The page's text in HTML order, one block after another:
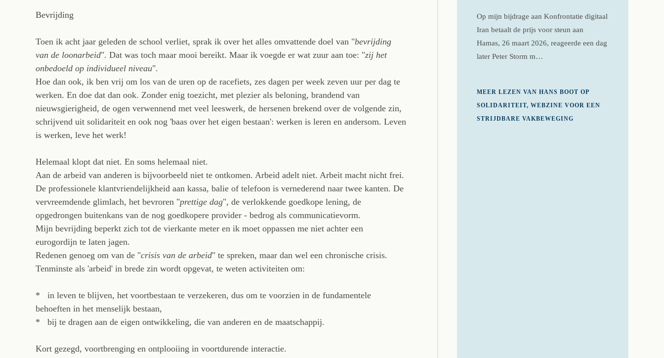
Bevrijding
Toen ik acht jaar geleden de school verliet, sprak ik over het alles omvattende doel van "bevrijding
van de loonarbeid". Dat was toch maar mooi bereikt. Maar ik voegde er wat zuur aan toe: "zij het
onbedoeld op individueel niveau".
Hoe dan ook, ik ben vrij om los van de uren op de racefiets, zes dagen per week zeven uur per dag te
werken. En doe dat dan ook. Zonder enig toezicht, met plezier als beloning, brandend van
nieuwsgierigheid, de ogen verwennend met veel leeswerk, de hersenen brekend over de volgende zin,
schrijvend uit solidariteit en ook nog 'baas over het eigen bestaan': werken is leren en andersom. Leven
is werken, leve het werk!
Helemaal klopt dat niet. En soms helemaal niet.
Aan de arbeid van anderen is bijvoorbeeld niet te ontkomen. Arbeid adelt niet. Arbeit macht nicht frei.
De professionele klantvriendelijkheid aan kassa, balie of telefoon is vernederend naar twee kanten. De
vervreemdende glimlach, het bevroren "prettige dag", de verlokkende goedkope lening, de
opgedrongen buitenkans van de nog goedkopere provider - bedrog als communicatievorm.
Mijn bevrijding beperkt zich tot de vierkante meter en ik moet oppassen me niet achter een
eurogordijn te laten jagen.
Redenen genoeg om van de "crisis van de arbeid" te spreken, maar dan wel een chronische crisis.
Tenminste als 'arbeid' in brede zin wordt opgevat, te weten activiteiten om:
* in leven te blijven, het voortbestaan te verzekeren, dus om te voorzien in de fundamentele
behoeften in het menselijk bestaan,
* bij te dragen aan de eigen ontwikkeling, die van anderen en de maatschappij.
Kort gezegd, voortbrenging en ontplooiing in voortdurende interactie.
Op mijn bijdrage aan Konfrontatie digitaal
Iran betaalt de prijs voor steun aan
Hamas, 26 maart 2026, reageerde een dag
later Peter Storm m…
MEER LEZEN VAN HANS BOOT OP
SOLIDARITEIT, WEBZINE VOOR EEN
STRIJDBARE VAKBEWEGING